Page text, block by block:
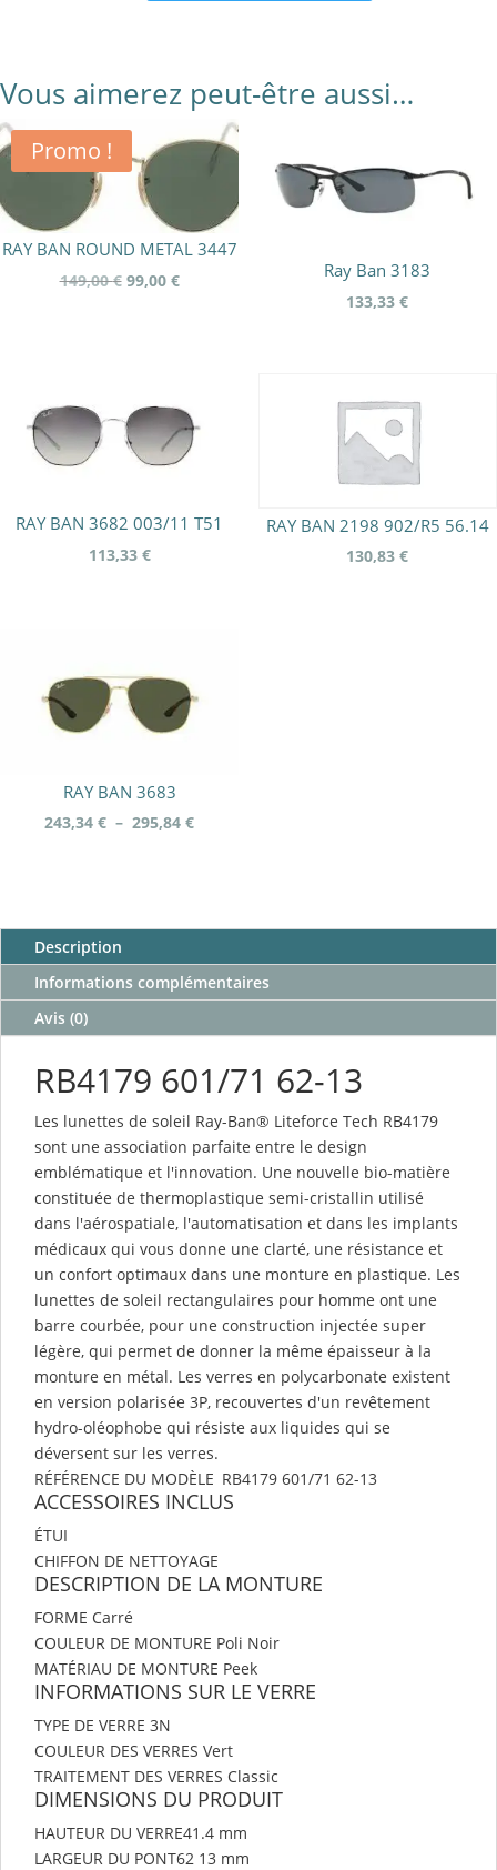
62-
Vous aimerez peut-être aussi…
Promo !
RAY BAN ROUND METAL 3447
149,00€ Le
99,00 €Le
Ray Ban 3183
133,33€
RAY BAN 3682 003/11 T51
113,33 €
RAY BAN 2198 902/R5 56.14
130,83€
RAY BAN 3683
243,34€ – 295,84€Plage
295,84 €
Description
Informations complémentaires
Avis (0)
RB4179 601/71 62-13
Les lunettes de soleil Ray-Ban® Liteforce Tech RB4179
sont une association parfaite entre le design
emblématique et l'innovation. Une nouvelle bio-matière
constituée de thermoplastique semi-cristallin utilisé
dans l'aérospatiale, l'automatisation et dans les implants
médicaux qui vous donne une clarté, une résistance et
un confort optimaux dans une monture en plastique. Les
lunettes de soleil rectangulaires pour homme ont une
barre courbée, pour une construction injectée super
légère, qui permet de donner la même épaisseur à la
monture en métal. Les verres en polycarbonate existent
en version polarisée 3P, recouvertes d'un revêtement
hydro-oléophobe qui résiste aux liquides qui se
déversent sur les verres.
RÉFÉRENCE DU MODÈLE RB4179 601/71 62-13
ACCESSOIRES INCLUS
ÉTUI
CHIFFON DE NETTOYAGE
DESCRIPTION DE LA MONTURE
FORME Carré
COULEUR DE MONTURE Poli Noir
MATÉRIAU DE MONTURE Peek
INFORMATIONS SUR LE VERRE
TYPE DE VERRE 3N
COULEUR DES VERRES Vert
TRAITEMENT DES VERRES Classic
DIMENSIONS DU PRODUIT
HAUTEUR DU VERRE41.4 mm
LARGEUR DU PONT62 13 mm